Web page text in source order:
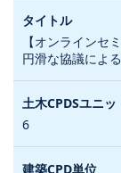
【オンラインセ
円滑な協議によ
6